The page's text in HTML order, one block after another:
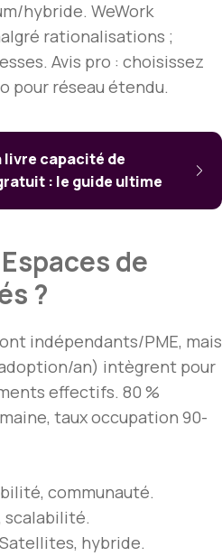
hybride. WeWork
rationalisations ;
Avis pro : choisissez
pour réseau étendu.
livre capacité de
: le guide ultime
de
?
indépendants/PME, mais
an) intègrent pour
effectifs. 80 %
taux occupation 90-
communauté.
scalabilité.
hybride.